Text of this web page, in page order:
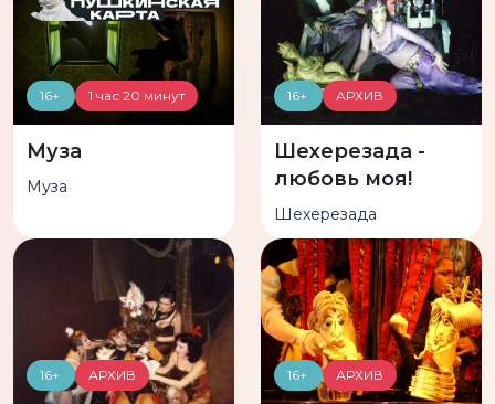
16+ 1 час 20 минут
Муза
Муза
16+ АРХИВ
Шехерезада -
любовь моя!
Шехерезада
16+ АРХИВ 16+ АРХИВ